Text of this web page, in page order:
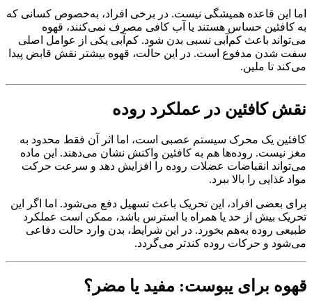
اما این قاعده همیشگی نیست. در برخی افراد، به‌خصوص کسانی که
به کافئین حساس هستند یا آب کافی مصرف نمی‌کنند، قهوه
می‌تواند باعث کم‌آبی نسبی بدن شود. کم‌آبی یکی از عوامل اصلی
سفت شدن مدفوع است. در این حالت، قهوه بیشتر نقش قابض پیدا
می‌کند تا ملین.
نقش کافئین در عملکرد روده
کافئین یک محرک سیستم عصبی است، اما اثر آن فقط محدود به
مغز نیست. روده‌ها هم به کافئین واکنش نشان می‌دهند. این ماده
می‌تواند انقباضات عضلات روده را افزایش دهد و سرعت حرکت
مواد غذایی را بالا ببرد.
برای بعضی افراد، این تحریک باعث تسهیل دفع می‌شود. اما اگر این
تحریک بیش از حد یا همراه با استرس باشد، ممکن است عملکرد
طبیعی روده به‌هم بخورد. در این شرایط، بدن وارد حالت دفاعی
می‌شود و حرکات روده کندتر می‌گردد.
قهوه برای یبوست: مفید یا مضر؟